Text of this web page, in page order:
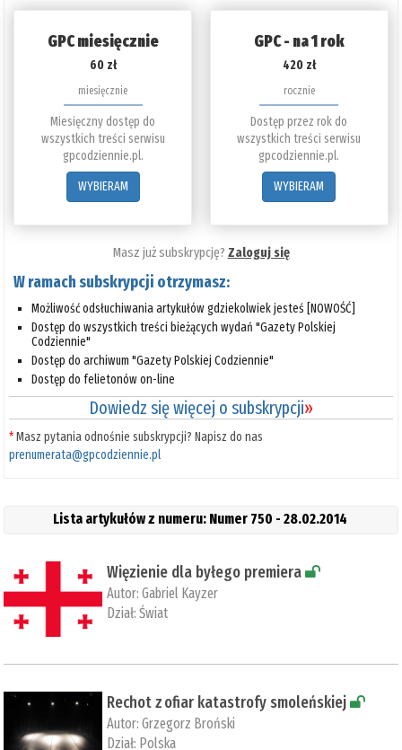
GPC miesięcznie
60 zł
miesięcznie
Miesięczny dostęp do
wszystkich treści serwisu
gpcodziennie.pl.
WYBIERAM
GPC - na 1 rok
420 zł
rocznie
Dostęp przez rok do
wszystkich treści serwisu
gpcodziennie.pl.
WYBIERAM
Masz już subskrypcję? Zaloguj się
W ramach subskrypcji otrzymasz:
Możliwość odsłuchiwania artykułów gdziekolwiek jesteś [NOWOŚĆ]
Dostęp do wszystkich treści bieżących wydań "Gazety Polskiej
Codziennie"
Dostęp do archiwum "Gazety Polskiej Codziennie"
Dostęp do felietonów on-line
Dowiedz się więcej o subskrypcji»
*Masz pytania odnośnie subskrypcji? Napisz do nas
prenumerata@gpcodziennie.pl
Lista artykułów z numeru: Numer 750 - 28.02.2014
Więzienie dla byłego premiera
Autor:Gabriel Kayzer
Dział:Świat
Rechot z ofiar katastrofy smoleńskiej
Autor:Grzegorz Broński
Dział: Polska